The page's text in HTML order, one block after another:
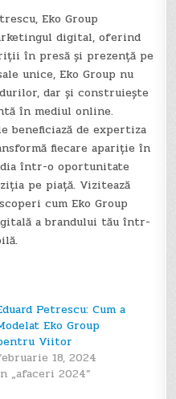
Eko Group
digital, oferind
în presă și prezență pe
unice, Eko Group nu
dar și construiește
în mediul online.
beneficiază de expertiza
fiecare apariție în
într-o oportunitate
pe piață. Vizitează
cum Eko Group
a brandului tău într-
Petrescu: Cum a
Eko Group
Viitor
18, 2024
„afaceri 2024”